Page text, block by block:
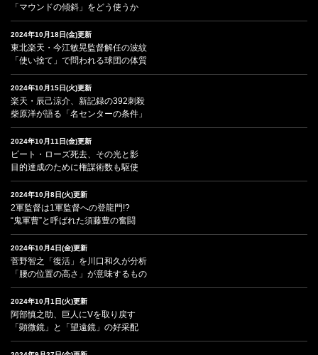
「マウンドの傾斜」をどう使うか
2024年10月18日(金)更新
東北楽天・今江敏晃監督解任の波紋
「使い捨て」で問われる球団の体質
2024年10月15日(火)更新
楽天・辰己涼介、新記録の392刺殺
柴原洋が語る「名センターの条件」
2024年10月11日(金)更新
ピート・ローズ死去、その光と影
目的達成のために権謀術数も駆使
2024年10月8日(火)更新
2軍監督は1軍監督への登龍門!?
“鬼軍曹”と呼ばれた須藤豊の奮闘
2024年10月4日(金)更新
菅野智之「復活」を川口和久が分析
「腰の位置の高さ」が意味するもの
2024年10月1日(火)更新
阿部慎之助、巨人にVを取り戻す
「顕微鏡」と「望遠鏡」の好采配